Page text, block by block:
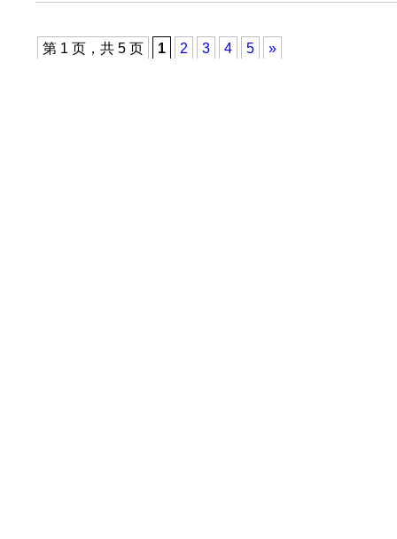
第 1 页，共 5 页 1 2 3 4 5 »